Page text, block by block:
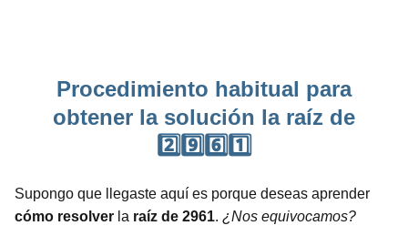
Procedimiento habitual para
obtener la solución la raíz de
2️⃣9️⃣6️⃣1️⃣
Supongo que llegaste aquí es porque deseas aprender
cómo resolver la raíz de 2961. ¿Nos equivocamos?